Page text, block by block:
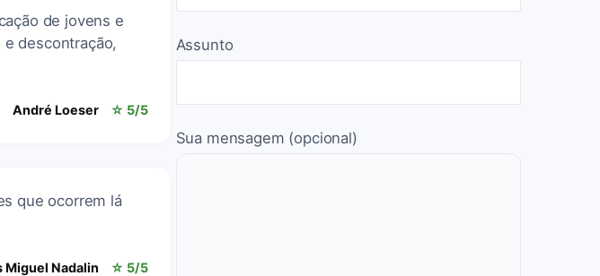
de jovens e
descontração,
André Loeser ☆ 5/5
que ocorrem lá
Miguel Nadalin ☆ 5/5
Assunto
Sua mensagem (opcional)